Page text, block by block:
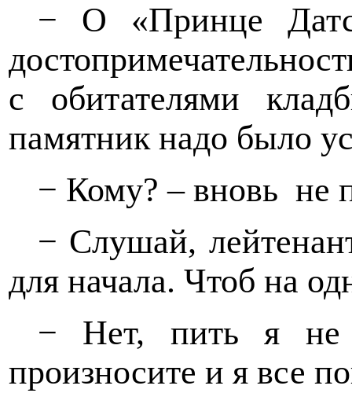
− О «Принце
с обитателями
памятник надо было
− Кому? – вновь не
− Слушай,
для начала. Чтоб на
− Нет, пить я не
произносите и я все